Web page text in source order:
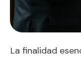
La finalidad